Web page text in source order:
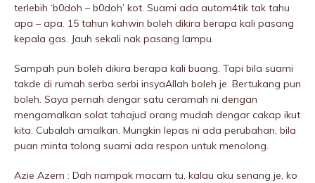
terlebih ‘b0doh – b0doh’ kot. Suami ada autom4tik tak tahu
apa – apa. 15 tahun kahwin boleh dikira berapa kali pasang
kepala gas. Jauh sekali nak pasang lampu.
Sampah pun boleh dikira berapa kali buang. Tapi bila suami
takde di rumah serba serbi insyaAllah boleh je. Bertukang pun
boleh. Saya pernah dengar satu ceramah ni dengan
mengamalkan solat tahajud orang mudah dengar cakap ikut
kita. Cubalah amalkan. Mungkin lepas ni ada perubahan, bila
puan minta tolong suami ada respon untuk menolong.
Azie Azem : Dah nampak macam tu, kalau aku senang je, ko